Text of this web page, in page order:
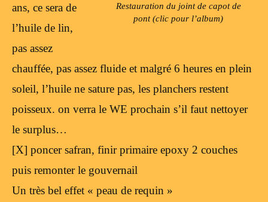
Restauration du joint de capot de
pont (clic pour l’album)
ans, ce sera de
l’huile de lin,
pas assez
chauffée, pas assez fluide et malgré 6 heures en plein
soleil, l’huile ne sature pas, les planchers restent
poisseux. on verra le WE prochain s’il faut nettoyer
le surplus…
[X] poncer safran, finir primaire epoxy 2 couches
puis remonter le gouvernail
Un très bel effet « peau de requin »